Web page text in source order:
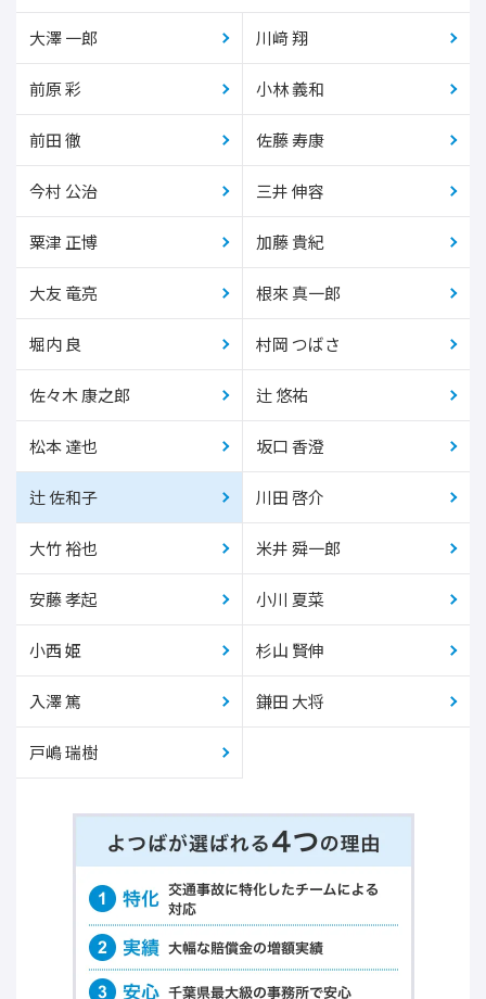
大澤 一郎 川﨑 翔
前原 彩 小林 義和
前田 徹 佐藤 寿康
今村 公治 三井 伸容
粟津 正博 加藤 貴紀
大友 竜亮 根來 真一郎
堀内 良 村岡 つばさ
佐々木 康之郎 辻 悠祐
松本 達也 坂口 香澄
辻 佐和子 川田 啓介
大竹 裕也 米井 舜一郎
安藤 孝起 小川 夏菜
小西 姫 杉山 賢伸
入澤 篤 鎌田 大将
戸嶋 瑞樹